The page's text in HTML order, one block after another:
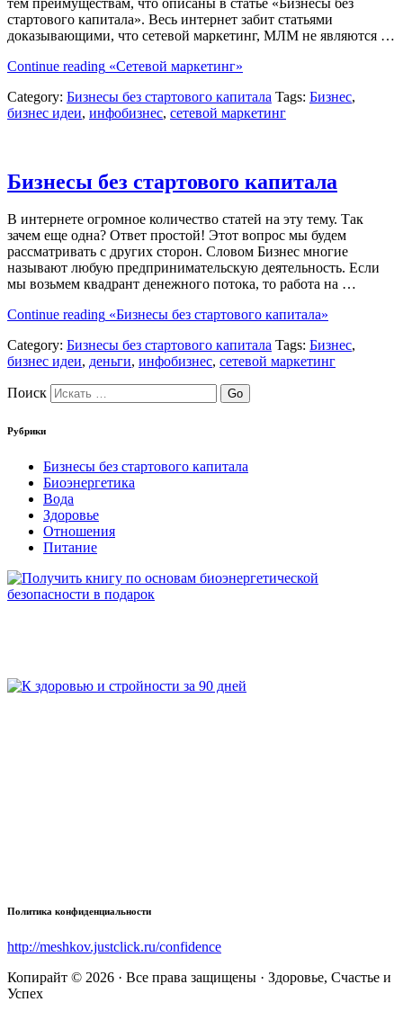
стартового капитала». Весь интернет забит статьями
доказывающими, что сетевой маркетинг, МЛМ не являются …
Continue reading «Сетевой маркетинг»
Category: Бизнесы без стартового капитала Tags: Бизнес,
бизнес идеи, инфобизнес, сетевой маркетинг
Бизнесы без стартового капитала
В интернете огромное количество статей на эту тему. Так
зачем еще одна? Ответ простой! Этот вопрос мы будем
рассматривать с других сторон. Словом Бизнес многие
называют любую предпринимательскую деятельность. Если
мы возьмем квадрант денежного потока, то работа на …
Continue reading «Бизнесы без стартового капитала»
Category: Бизнесы без стартового капитала Tags: Бизнес,
бизнес идеи, деньги, инфобизнес, сетевой маркетинг
Поиск
Рубрики
Бизнесы без стартового капитала
Биоэнергетика
Вода
Здоровье
Отношения
Питание
Политика конфиденциальности
http://meshkov.justclick.ru/confidence
Копирайт © 2026 · Все права защищены · Здоровье, Счастье и
Успех